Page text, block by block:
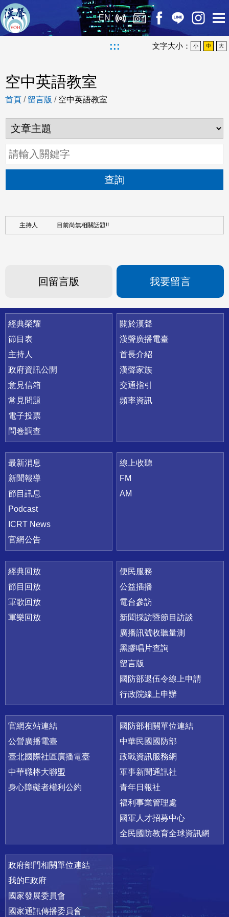
EN
::: 文字大小： 小 中 大
空中英語教室
首頁 / 留言版 / 空中英語教室
查詢
目前尚無相關話題!!
回留言版 我要留言
快速連結
經典榮耀
節目表
主持人
政府資訊公開
意見信箱
常見問題
電子投票
問卷調查
關於漢聲
漢聲廣播電臺
首長介紹
漢聲家族
交通指引
頻率資訊
最新消息
新聞報導
節目訊息
Podcast
ICRT News
官網公告
線上收聽
FM
AM
經典回放
節目回放
軍歌回放
軍樂回放
便民服務
公益插播
電台參訪
新聞採訪暨節目訪談
廣播訊號收聽量測
黑膠唱片查詢
留言版
國防部退伍令線上申請
行政院線上申辦
官網友站連結
公營廣播電臺
臺北國際社區廣播電臺
中華職棒大聯盟
身心障礙者權利公約
國防部相關單位連結
中華民國國防部
政戰資訊服務網
軍事新聞通訊社
青年日報社
福利事業管理處
國軍人才招募中心
全民國防教育全球資訊網
政府部門相關單位連結
我的E政府
國家發展委員會
國家通訊傳播委員會